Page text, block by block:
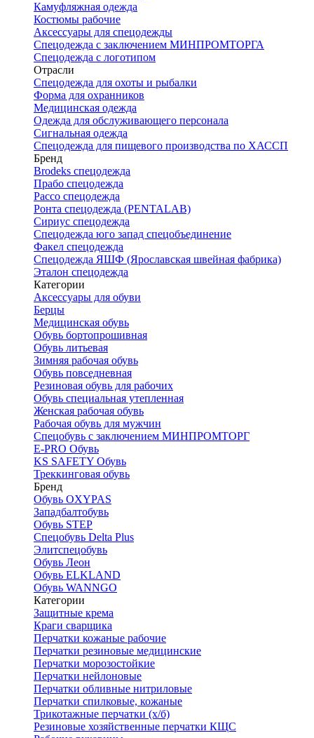
Камуфляжная одежда
Костюмы рабочие
Аксессуары для спецодежды
Спецодежда с заключением МИНПРОМТОРГА
Спецодежда с логотипом
Отрасли
Спецодежда для охоты и рыбалки
Форма для охранников
Медицинская одежда
Одежда для обслуживающего персонала
Сигнальная одежда
Спецодежда для пищевого производства по ХАССП
Бренд
Brodeks спецодежда
Прабо спецодежда
Рассо спецодежда
Ронта спецодежда (PENTALAB)
Сириус спецодежда
Спецодежда юго запад спецобъединение
Факел спецодежда
Спецодежда ЯШФ (Ярославская швейная фабрика)
Эталон спецодежда
Категории
Аксессуары для обуви
Берцы
Медицинская обувь
Обувь бортопрошивная
Обувь литьевая
Зимняя рабочая обувь
Обувь повседневная
Резиновая обувь для рабочих
Обувь специальная утепленная
Женская рабочая обувь
Рабочая обувь для мужчин
Спецобувь с заключением МИНПРОМТОРГ
E-PRO Обувь
KS SAFETY Обувь
Треккинговая обувь
Бренд
Обувь OXYPAS
Западбалтобувь
Обувь STEP
Спецобувь Delta Plus
Элитспецобувь
Обувь Леон
Обувь ELKLAND
Обувь WANNGO
Категории
Защитные крема
Краги сварщика
Перчатки кожаные рабочие
Перчатки резиновые медицинские
Перчатки морозостойкие
Перчатки нейлоновые
Перчатки обливные нитриловые
Перчатки спилковые, кожаные
Трикотажные перчатки (х/б)
Резиновые хозяйственные перчатки КЩС